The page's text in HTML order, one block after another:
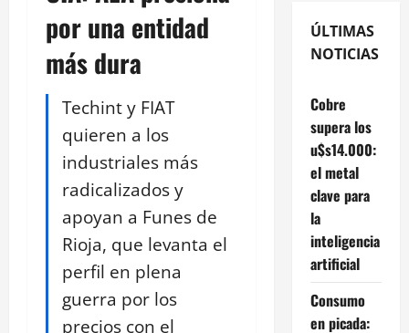
por una entidad
más dura
Techint y FIAT
quieren a los
industriales más
radicalizados y
apoyan a Funes de
Rioja, que levanta el
perfil en plena
guerra por los
precios con el
ÚLTIMAS
NOTICIAS
Cobre
supera los
u$s14.000:
el metal
clave para
la
inteligencia
artificial
Consumo
en picada: